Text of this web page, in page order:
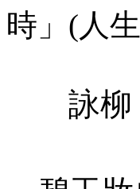
時」 (人
詠